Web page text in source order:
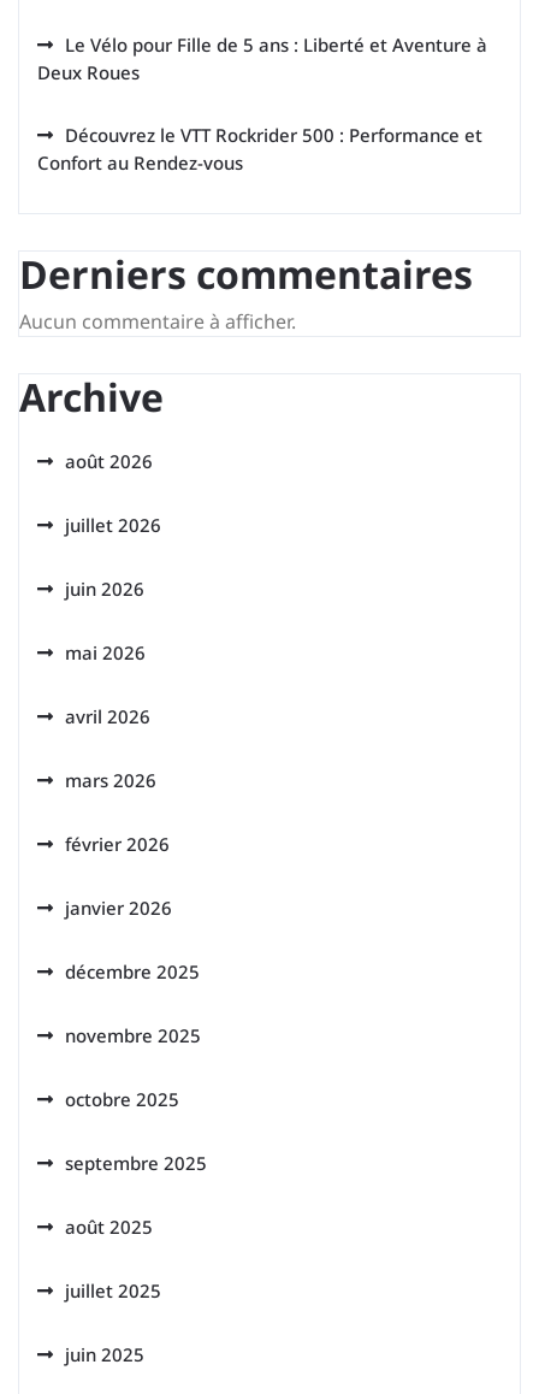
Le Vélo pour Fille de 5 ans : Liberté et Aventure à
Deux Roues
Découvrez le VTT Rockrider 500 : Performance et
Confort au Rendez-vous
Derniers commentaires
Aucun commentaire à afficher.
Archive
août 2026
juillet 2026
juin 2026
mai 2026
avril 2026
mars 2026
février 2026
janvier 2026
décembre 2025
novembre 2025
octobre 2025
septembre 2025
août 2025
juillet 2025
juin 2025